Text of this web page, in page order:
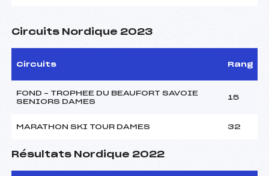
Circuits Nordique 2023
Circuits Rang
FOND – TROPHEE DU BEAUFORT SAVOIE
SENIORS DAMES
15
MARATHON SKI TOUR DAMES 32
Résultats Nordique 2022